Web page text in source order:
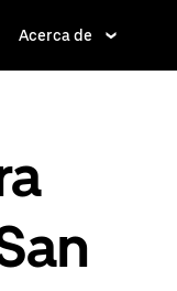
Acerca de